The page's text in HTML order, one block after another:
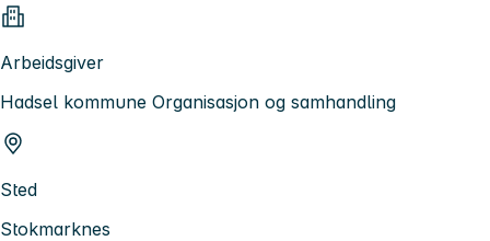
Arbeidsgiver
Hadsel kommune Organisasjon og samhandling
Sted
Stokmarknes